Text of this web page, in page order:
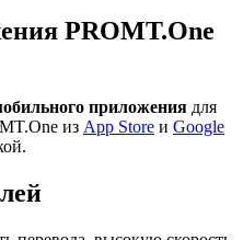
PROMT.One
приложения для
из App Store и Google